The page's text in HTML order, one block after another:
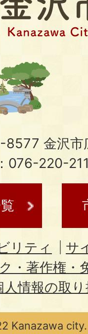
8577 金沢市
076-220-
リティ
サ
・著作権・
人情報の取
Kanazawa